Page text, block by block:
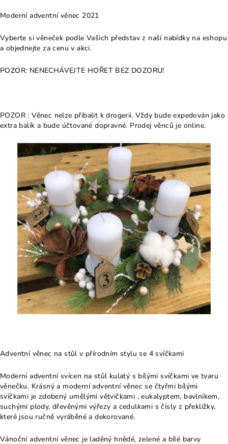
Moderní adventní věnec 2021
Vyberte si věneček podle Vašich představ z naší nabídky na eshopu
a objednejte za cenu v akci.
POZOR: NENECHÁVEJTE HOŘET BEZ DOZORU!
POZOR : Věnec nelze přibalit k drogerii. Vždy bude expedován jako
extra balík a bude účtované dopravné. Prodej věnců je online.
Adventní věnec na stůl v přírodním stylu se 4 svíčkami
Moderní adventní svícen na stůl kulatý s bílými svíčkami ve tvaru
věnečku. Krásný a moderní adventní věnec se čtyřmi bílými
svíčkami je zdobený umělými větvičkami , eukalyptem, bavlníkem,
suchými plody, dřevěnými výřezy a cedulkami s čísly z překližky,
které jsou ručně vyráběné a dekorované.
Vánoční adventní věnec je laděný hnědé, zelené a bílé barvy